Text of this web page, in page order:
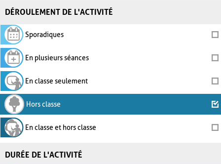
DÉROULEMENT DE L'ACTIVITÉ
Sporadiques
En plusieurs séances
En classe seulement
Hors classe
En classe et hors classe
DURÉE DE L'ACTIVITÉ